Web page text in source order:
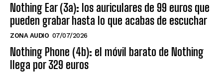
Nothing Ear (3a): los auriculares de 99 euros que
pueden grabar hasta lo que acabas de escuchar
ZONA AUDIO 07/07/2026
Nothing Phone (4b): el móvil barato de Nothing
llega por 329 euros